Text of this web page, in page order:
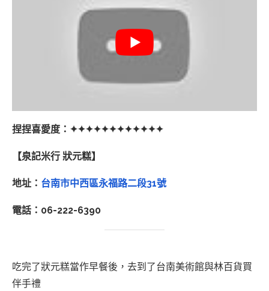
捏捏喜愛度：✦✦✦✦✦✦✦✦✦✦✦✦
【泉記米行 狀元糕】
地址： 台南市中西區永福路二段31號
電話：06-222-6390
吃完了狀元糕當作早餐後，去到了台南美術館與林百貨買
伴手禮